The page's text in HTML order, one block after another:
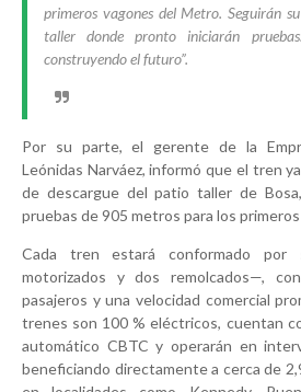
primeros vagones del Metro. Seguirán
taller donde pronto iniciarán
construyendo el futuro”.
Por su parte, el gerente de la
Leónidas Narváez, informó que el tren
de descargue del patio taller de
pruebas de 905 metros para los
Cada tren estará conformado por
motorizados y dos remolcados—,
pasajeros y una velocidad comercial
trenes son 100 % eléctricos, cuentan
automático CBTC y operarán en
beneficiando directamente a cerca de